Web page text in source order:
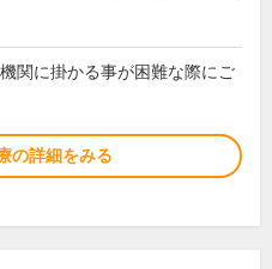
関に掛かる事が困難な際にご
の詳細をみる